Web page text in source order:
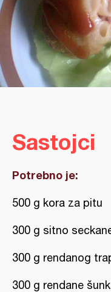
Sastojci
Potrebno je:
500 g kora za pitu
300 g sitno
300 g rendanog
300 g rendane